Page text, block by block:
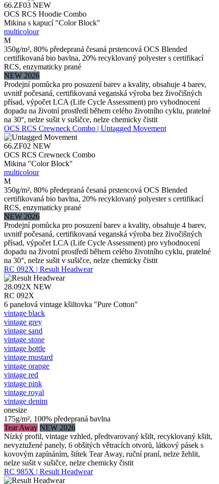
66.ZF03 NEW
OCS RCS Hoodie Combo
Mikina s kapucí "Color Block"
multicolour
M
350g/m², 80% předepraná česaná prstencová OCS Blended
certifikovaná bio bavlna, 20% recyklovaný polyester s certifikací
RCS, enzymaticky prané
NEW 2026
Prodejní pomůcka pro posuzení barev a kvality, obsahuje 4 barev,
uvnitř počesaná, certifikovaná veganská výroba bez živočišných
přísad, výpočet LCA (Life Cycle Assessment) pro vyhodnocení
dopadu na životní prostředí během celého životního cyklu, pratelné
na 30°, nelze sušit v sušičce, nelze chemicky čistit
OCS RCS Crewneck Combo | Untagged Movement
66.ZF02 NEW
OCS RCS Crewneck Combo
Mikina "Color Block"
multicolour
M
350g/m², 80% předepraná česaná prstencová OCS Blended
certifikovaná bio bavlna, 20% recyklovaný polyester s certifikací
RCS, enzymaticky prané
NEW 2026
Prodejní pomůcka pro posuzení barev a kvality, obsahuje 4 barev,
uvnitř počesaná, certifikovaná veganská výroba bez živočišných
přísad, výpočet LCA (Life Cycle Assessment) pro vyhodnocení
dopadu na životní prostředí během celého životního cyklu, pratelné
na 30°, nelze sušit v sušičce, nelze chemicky čistit
RC 092X | Result Headwear
28.092X NEW
RC 092X
6 panelová vintage kšiltovka "Pure Cotton"
vintage black
vintage grey
vintage sand
vintage stone
vintage bottle
vintage mustard
vintage orange
vintage red
vintage pink
vintage royal
vintage denim
onesize
175g/m², 100% předepraná bavlna
Tear Away NEW 2026
Nízký profil, vintage vzhled, předtvarovaný kšilt, recyklovaný kšilt,
nevyztužené panely, 6 obšitých větracích otvorů, látkový pásek s
kovovým zapínáním, štítek Tear Away, ruční praní, nelze žehlit,
nelze sušit v sušičce, nelze chemicky čistit
RC 985X | Result Headwear